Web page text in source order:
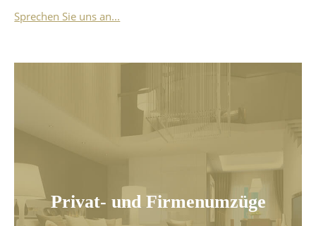
Sprechen Sie uns an...
Privat- und Firmenumzüge